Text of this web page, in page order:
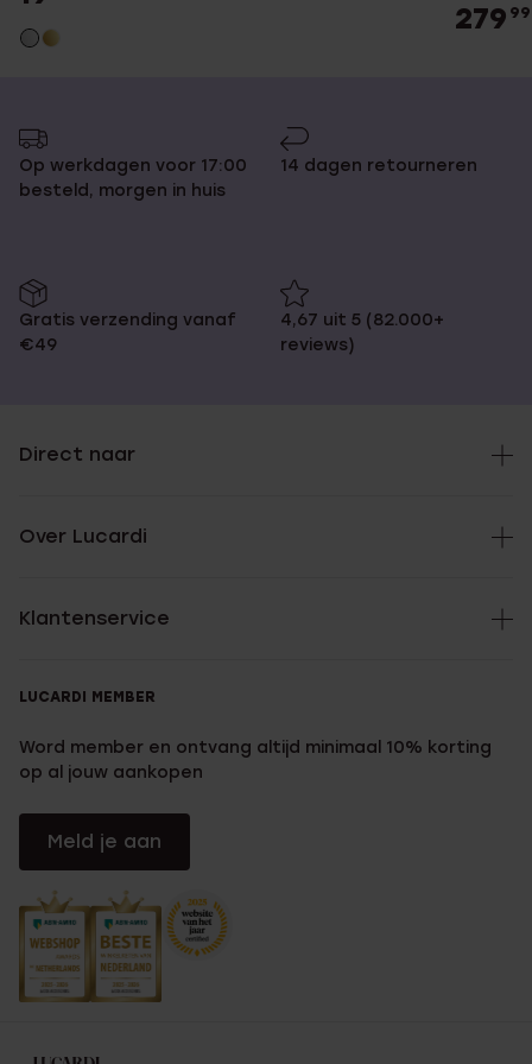
279 99
Op werkdagen voor 17:00
besteld, morgen in huis
14 dagen retourneren
Gratis verzending vanaf
€49
4,67 uit 5 (82.000+
reviews)
Direct naar
Over Lucardi
Klantenservice
LUCARDI MEMBER
Word member en ontvang altijd minimaal 10% korting
op al jouw aankopen
Meld je aan